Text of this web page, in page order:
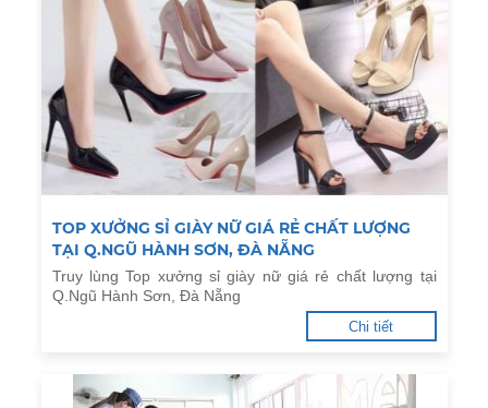
TOP XƯỞNG SỈ GIÀY NỮ GIÁ RẺ CHẤT LƯỢNG
TẠI Q.NGŨ HÀNH SƠN, ĐÀ NẴNG
Truy lùng Top xưởng sỉ giày nữ giá rẻ chất lượng tại
Q.Ngũ Hành Sơn, Đà Nẵng
Chi tiết